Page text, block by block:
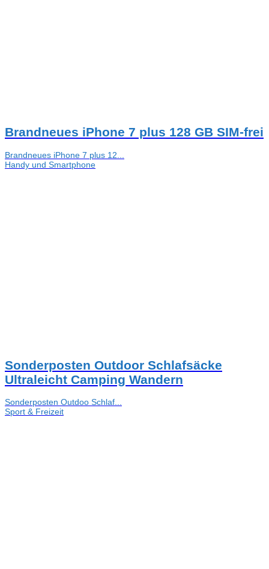
Brandneues iPhone 7 plus 128 GB SIM-frei
Brandneues iPhone 7 plus 12...
Handy und Smartphone
Sonderposten Outdoor Schlafsäcke
Ultraleicht Camping Wandern
Sonderposten Outdoo Schlaf...
Sport & Freizeit